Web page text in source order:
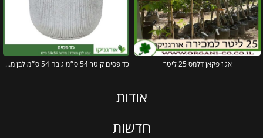
אגוז פקאן דלמס 25 ליטר כד פסים קוטר 54 ס״מ גובה 54 ס״מ לבן מנוקד
אודות
חדשות